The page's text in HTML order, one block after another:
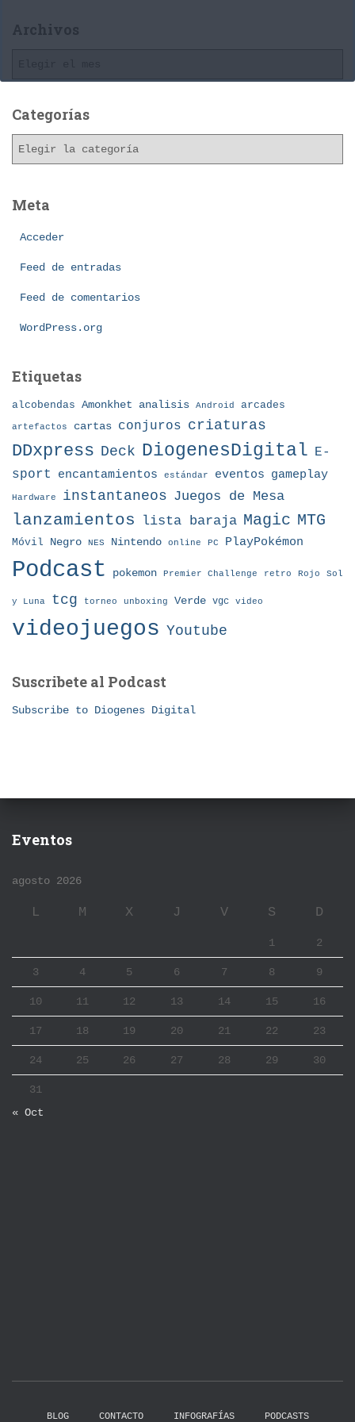
Archivos
h
o
Categorías
g
Meta
Acceder
Feed de entradas
Feed de comentarios
WordPress.org
Etiquetas
alcobendas Amonkhet analisis Android arcades
artefactos cartas conjuros criaturas
DDxpress Deck DiogenesDigital E-
sport
encantamientos estándar eventos gameplay
Hardware instantaneos Juegos de Mesa
lanzamientos lista baraja Magic MTG
Móvil Negro NES Nintendo online PC PlayPokémon
Podcast pokemon Premier Challenge retro Rojo Sol
y Luna tcg torneo unboxing Verde vgc video
videojuegos Youtube
Suscribete al Podcast
Subscribe to Diogenes Digital
Eventos
agosto 2026
L M X J V S D
1 2
3 4 5 6 7 8 9
10 11 12 13 14 15 16
17 18 19 20 21 22 23
24 25 26 27 28 29 30
31
« Oct
BLOG CONTACTO INFOGRAFÍAS PODCASTS